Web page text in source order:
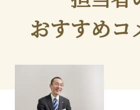
おすすめコ